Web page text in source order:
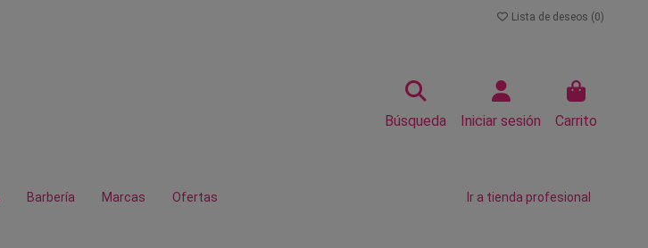
Lista de deseos (0)
Búsqueda Iniciar sesión Carrito
Barbería Marcas Ofertas Ir a tienda profesional